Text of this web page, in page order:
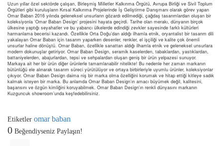
Uzun yıllar özel sektörde çalışan, Birleşmiş Milletler Kalkınma Örgütü, Avrupa Birliği ve Sivil Toplum
Örgütleri gibi kuruluşların Kırsal Kalkınma Projelerinde İş Geliştirme Danışmanı olarak görev yapan
Omar Baban 2016 yılında geleneksel unsurların gözardı edilmediği, çağdaş tasarımlardan oluşan bir
koleksiyonla ‘Omar Baban Design’ projesini hayata geçirdi. Tarihe olan merakı, dünyanın birçok
ülkesine yaptığı seyahatler ve bu yabancı ülkelerde edindiği zevkler sayesinde farklı kültürleri
harmanlama becerisi kazandı. Özellikle Orta Doğu’dan aldığı ilhamla etnik, oryantalist bir tasarım dili
yakalayan Omar Baban için tasarım yaparken desenler, renkler, el işçiliği ve kalite çok önemli
unsurlar haline dönüştü. Omar Baban, özellikle sanattan aldığı ilhamla etnik ve geleneksel unsurlara
modern dokunuşlar getiriyor. Omar Baban Design, seramik kaselerden, tabaklardan, yastıklardan,
battaniyelerden, abajurlardan, tepsi ve sehpalardan oluşan geniş bir ürün yelpazesi sunuyor.
Markaya ait her bir ürün diğer ürünlerle tamamlanabilir nitelikte! Bu nedenle her zaman markanın
bütünlüğü ele alınarak tasarım süreci yürütülüyor ve ortaya birbirleriyle uyumlu ürünler, koleksiyonlar
çıkıyor. Omar Baban Design daima niş bir marka olma özelliğini korumak ve hitap ettiği kitleye sadık
kalmak isteyen bir marka. Bu anlamda Omar Baban Design’ın amacı büyümek değil, kalitesini,
başarısını ve özgün kimliğini koruyabilmek. Omar Baban Design’ın renkli dünyasını markanın
Kuzguncuk showroom’unda keşfedebilirsiniz.
Etiketler omar baban
0 Beğendiyseniz Paylaşın!